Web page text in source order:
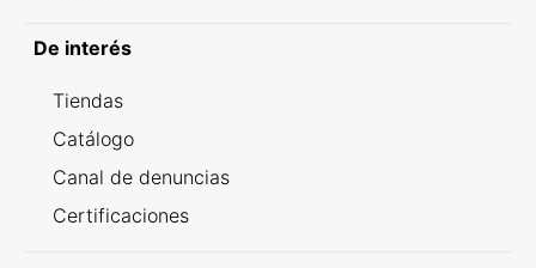
De interés
Tiendas
Catálogo
Canal de denuncias
Certificaciones